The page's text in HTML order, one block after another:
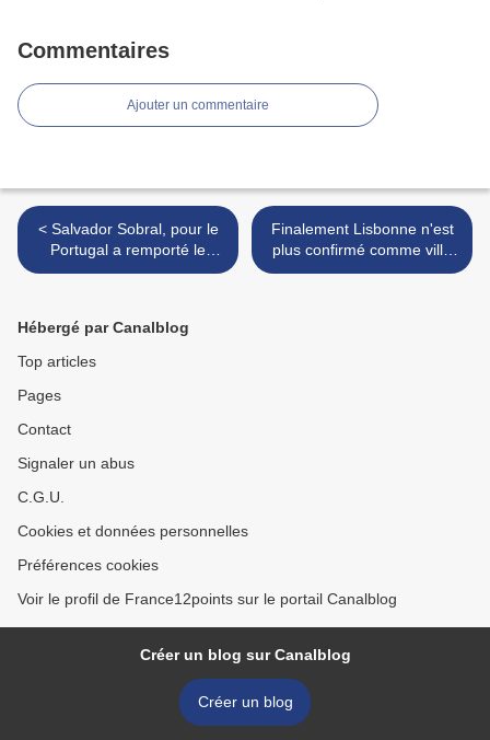
Commentaires
Ajouter un commentaire
< Salvador Sobral, pour le
Portugal a remporté le
Concours Eurovision 2017
Finalement Lisbonne n'est
plus confirmé comme ville
hôte >
Hébergé par Canalblog
Top articles
Pages
Contact
Signaler un abus
C.G.U.
Cookies et données personnelles
Préférences cookies
Voir le profil de France12points sur le portail Canalblog
Créer un blog sur Canalblog
Créer un blog